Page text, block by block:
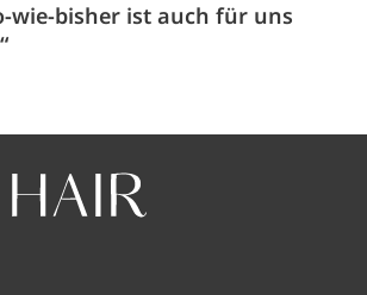
wie-bisher ist auch für uns